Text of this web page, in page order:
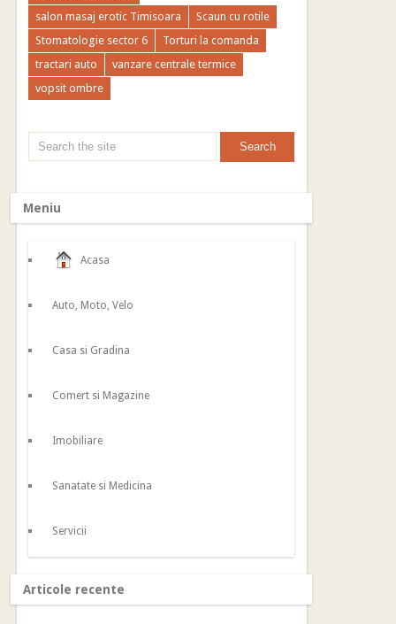
salon masaj erotic Timisoara
Scaun cu rotile
Stomatologie sector 6
Torturi la comanda
tractari auto
vanzare centrale termice
vopsit ombre
Meniu
Acasa
Auto, Moto, Velo
Casa si Gradina
Comert si Magazine
Imobiliare
Sanatate si Medicina
Servicii
Articole recente